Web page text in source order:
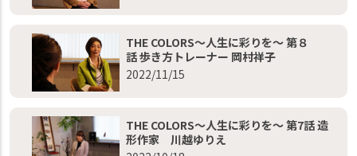
THE COLORS～人生に彩りを～ 第８
話 歩き方トレーナー 岡村祥子
2022/11/15
THE COLORS～人生に彩りを～ 第7話 造
形作家 川越ゆりえ